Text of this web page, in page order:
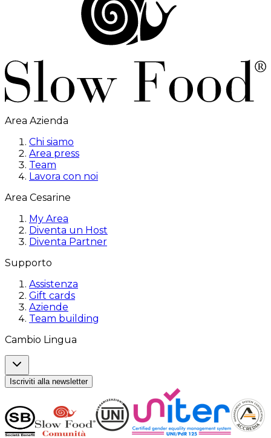
Area Azienda
Chi siamo
Area press
Team
Lavora con noi
Area Cesarine
My Area
Diventa un Host
Diventa Partner
Supporto
Assistenza
Gift cards
Aziende
Team building
Cambio Lingua
Iscriviti alla newsletter